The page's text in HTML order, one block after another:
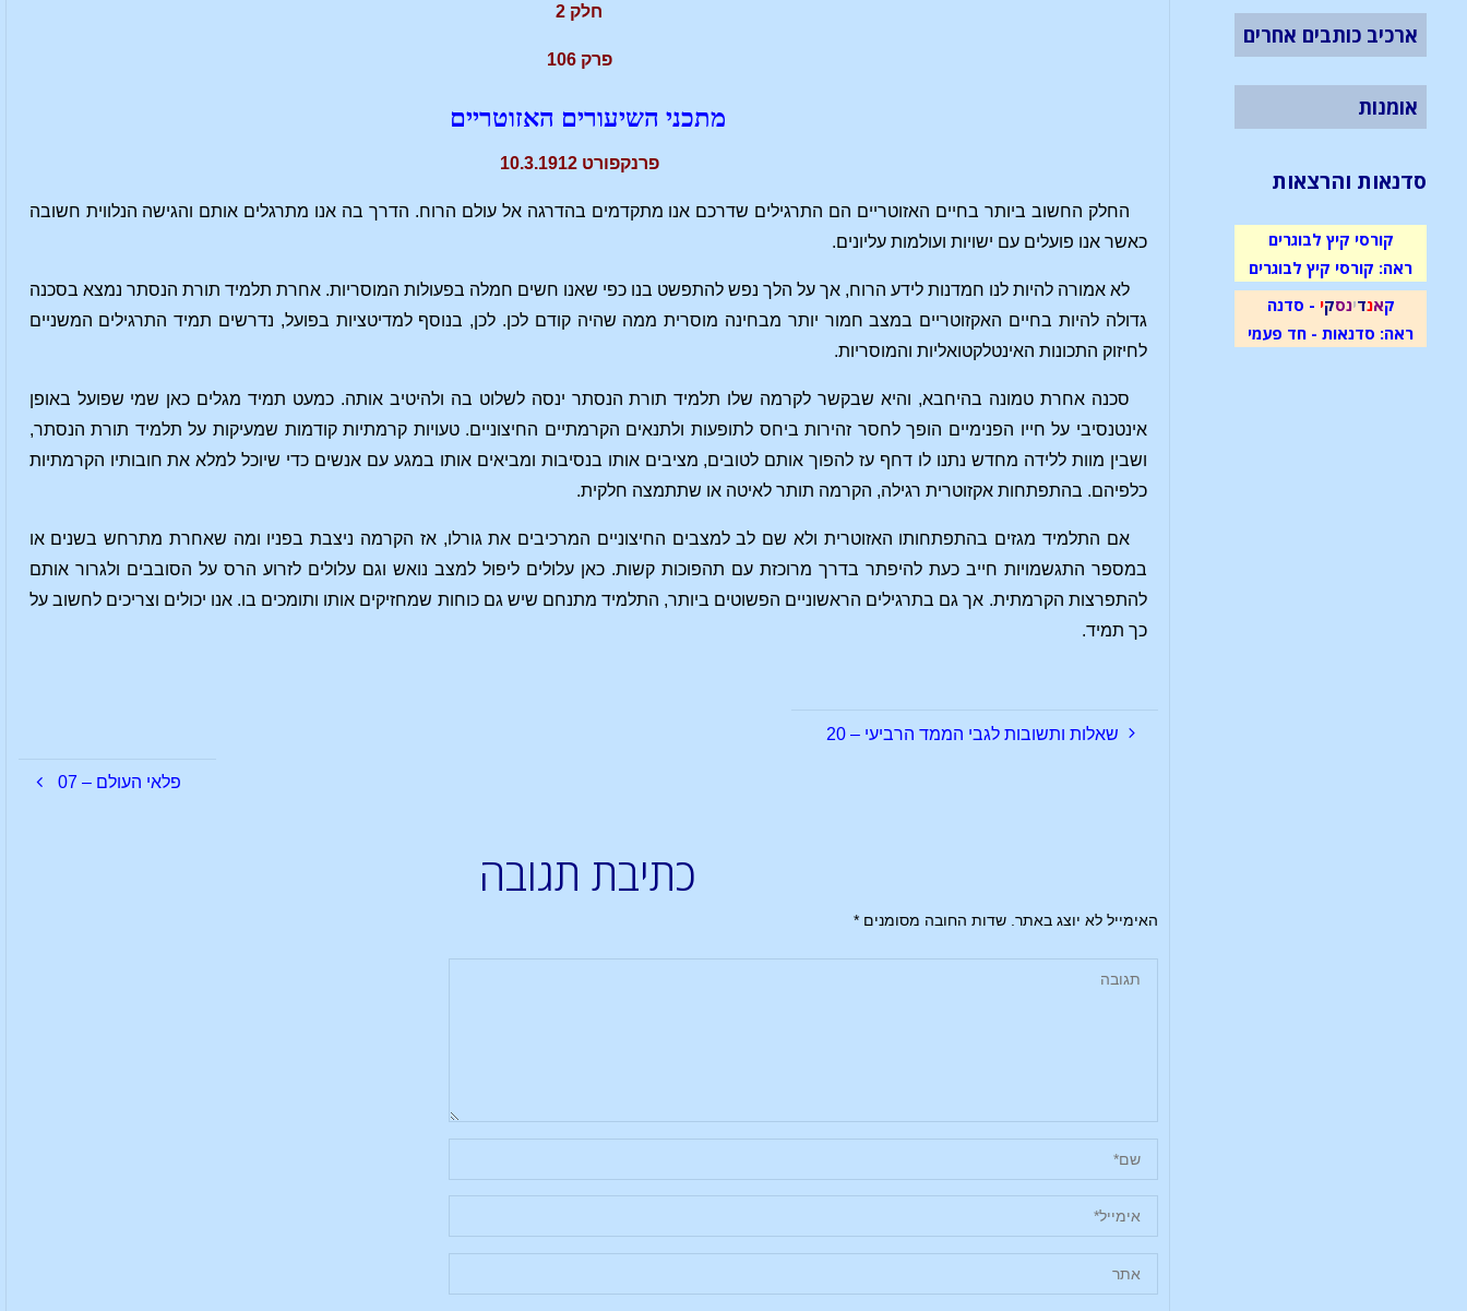
חלק 2
פרק 106
מתכני השיעורים האזוטריים
פרנקפורט 10.3.1912
החלק החשוב ביותר בחיים האזוטריים הם התרגילים שדרכם אנו מתקדמים בהדרגה אל עולם הרוח. הדרך בה אנו מתרגלים אותם והגישה הנלווית חשובה
כאשר אנו פועלים עם ישויות ועולמות עליונים.
לא אמורה להיות לנו חמדנות לידע הרוח, אך על הלך נפש להתפשט בנו כפי שאנו חשים חמלה בפעולות המוסריות. אחרת תלמיד תורת הנסתר נמצא בסכנה
גדולה להיות בחיים האקזוטריים במצב חמור יותר מבחינה מוסרית ממה שהיה קודם לכן. לכן, בנוסף למדיטציות בפועל, נדרשים תמיד התרגילים המשניים
לחיזוק התכונות האינטלקטואליות והמוסריות.
סכנה אחרת טמונה בהיחבא, והיא שבקשר לקרמה שלו תלמיד תורת הנסתר ינסה לשלוט בה ולהיטיב אותה. כמעט תמיד מגלים כאן שמי שפועל באופן
אינטנסיבי על חייו הפנימיים הופך לחסר זהירות ביחס לתופעות ולתנאים הקרמתיים החיצוניים. טעויות קרמתיות קודמות שמעיקות על תלמיד תורת הנסתר,
ושבין מוות ללידה מחדש נתנו לו דחף עז להפוך אותם לטובים, מציבים אותו בנסיבות ומביאים אותו במגע עם אנשים כדי שיוכל למלא את חובותיו הקרמתיות
כלפיהם. בהתפתחות אקזוטרית רגילה, הקרמה תותר לאיטה או שתתמצה חלקית.
אם התלמיד מגזים בהתפתחותו האזוטרית ולא שם לב למצבים החיצוניים המרכיבים את גורלו, אז הקרמה ניצבת בפניו ומה שאחרת מתרחש בשנים או
במספר התגשמויות חייב כעת להיפתר בדרך מרוכזת עם תהפוכות קשות. כאן עלולים ליפול למצב נואש וגם עלולים לזרוע הרס על הסובבים ולגרור אותם
להתפרצות הקרמתית. אך גם בתרגילים הראשוניים הפשוטים ביותר, התלמיד מתנחם שיש גם כוחות שמחזיקים אותו ותומכים בו. אנו יכולים וצריכים לחשוב על
כך תמיד.
שאלות ותשובות לגבי הממד הרביעי – 20
פלאי העולם – 07
כתיבת תגובה
האימייל לא יוצג באתר. שדות החובה מסומנים*
ארכיב כותבים אחרים
אומנות
סדנאות והרצאות
קורסי קיץ לבוגרים
ראה: קורסי קיץ לבוגרים
קאנדינסקי - סדנה
ראה: סדנאות - חד פעמי